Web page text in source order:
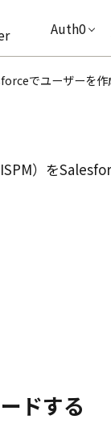
Auth0
でユーザーを作
）を
ドする